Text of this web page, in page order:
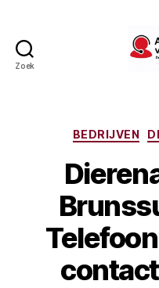
Zoek
BEDRIJVEN